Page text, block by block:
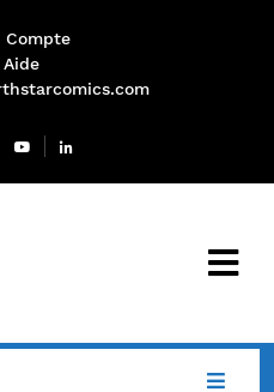
Compte
Aide